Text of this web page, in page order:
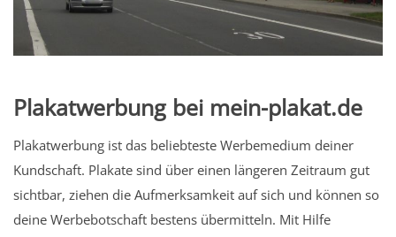
Plakatwerbung bei mein-plakat.de
Plakatwerbung ist das beliebteste Werbemedium deiner
Kundschaft. Plakate sind über einen längeren Zeitraum gut
sichtbar, ziehen die Aufmerksamkeit auf sich und können so
deine Werbebotschaft bestens übermitteln. Mit Hilfe